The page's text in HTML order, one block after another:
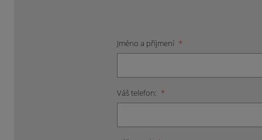
Jméno a příjmení *
Váš telefon: *